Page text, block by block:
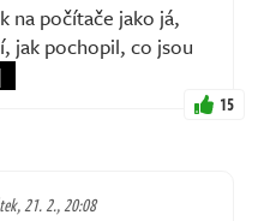
na počítače jako já,
jak pochopil, co jsou
15
21. 2., 20:08